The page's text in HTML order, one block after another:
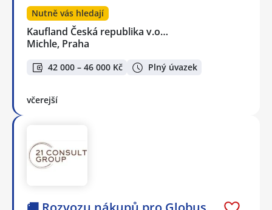
Nutně vás hledají
Kaufland Česká republika v.o…
Michle, Praha
42 000 – 46 000 Kč Plný úvazek
včerejší